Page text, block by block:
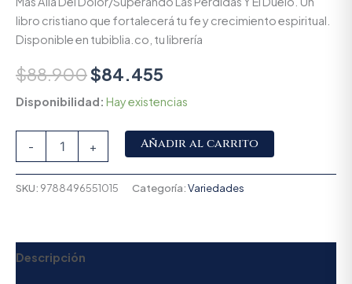
libro cristiano que fortalecerá tu fe y crecimiento espiritual.
Disponible en tubiblia.co, tu librería
$88.900$84.455
Disponibilidad: Hay existencias
- + Añadir al carrito
SKU: 9788496551015 Categoría:Variedades
Descripción